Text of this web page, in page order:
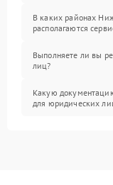
В каких районах
располагаются
Выполняете ли вы
лиц?
Какую
для юридических